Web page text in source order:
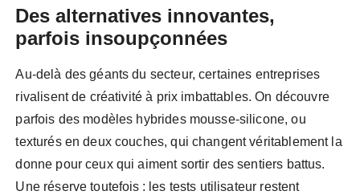
Des alternatives innovantes,
parfois insoupçonnées
Au-delà des géants du secteur, certaines entreprises
rivalisent de créativité à prix imbattables. On découvre
parfois des modèles hybrides mousse-silicone, ou
texturés en deux couches, qui changent véritablement la
donne pour ceux qui aiment sortir des sentiers battus.
Une réserve toutefois : les tests utilisateur restent